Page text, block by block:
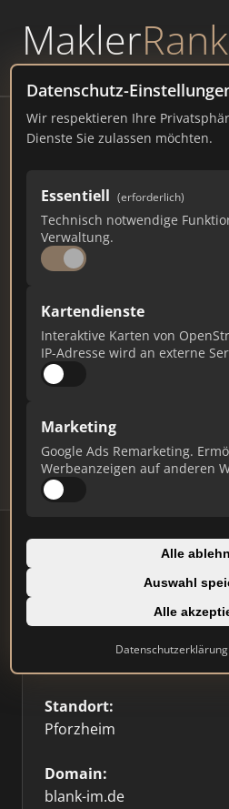
MaklerRank
powered byWAVEPOINT
Datenschutz-
Wir respektieren Ihre
Dienste Sie zulassen möchten.
Essentiell (erforderlich)
Technisch notwendige
Verwaltung.
Kartendienste
Interaktive Karten von
IP-Adresse wird an externe
Marketing
Google Ads Remarketing.
Werbeanzeigen auf anderen
Alle
Auswahl
Alle
Datenschutzerklärung
Blank Immobilien
blank-
75
Ist das Ihr
Verifizieren Sie Ihr Profil,
Updates.
Profil beanspruchen
Standort:
Pforzheim
Domain:
blank-im.de